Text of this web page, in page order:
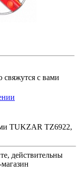
с вами
TUKZAR TZ6922,
действительны
магазин